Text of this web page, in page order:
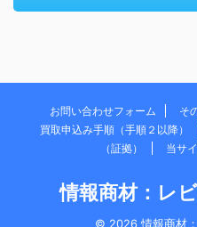
お問い合わせフォーム そ
買取申込み手順（手順２以降）
（証拠）
当サ
情報商材：レ
© 2026 情報商材